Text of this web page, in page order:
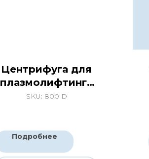
Центрифуга для
плазмолифтинга
800D
SKU: 800 D
Подробнее